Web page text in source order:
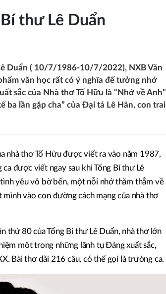
thư Lê Duẩn
Duẩn ( 10/7/1986-10/7/2022), NXB Văn
văn học rất có ý nghĩa để tưởng nhớ
sắc của Nhà thơ Tố Hữu là “Nhớ về Anh”
ba lần gặp cha” của Đại tá Lê Hãn, con trai
nhà thơ Tố Hữu được viết ra vào năm 1987,
được viết ngay sau khi Tổng Bí thư Lê
yêu vô bờ bến, một nỗi nhớ thăm thẳm về
vào con đường cách mạng của nhà thơ
thứ 80 của Tổng Bí thư Lê Duẩn, nhà thơ lớn
môt trong những lãnh tụ Đảng xuất sắc,
Bài thơ dài 216 câu, có thể gọi là trường ca.